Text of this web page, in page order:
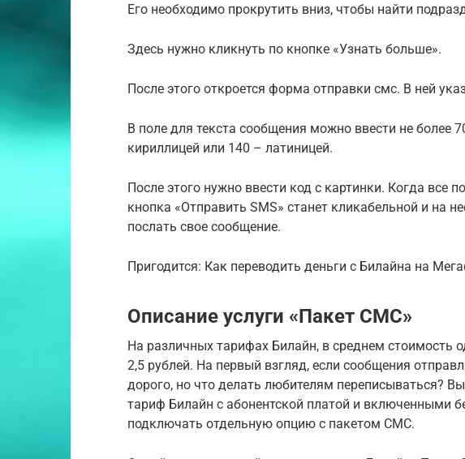
Его необходимо прокрутить вниз, чтобы найти
Здесь нужно кликнуть по кнопке «Узнать больше».
После этого откроется форма отправки смс. В ней
В поле для текста сообщения можно ввести не более
кириллицей или 140 – латиницей.
После этого нужно ввести код с картинки. Когда все
кнопка «Отправить SMS» станет кликабельной и на
послать свое сообщение.
Пригодится: Как переводить деньги с Билайна на
Описание услуги «Пакет СМС»
На различных тарифах Билайн, в среднем стоимость
2,5 рублей. На первый взгляд, если сообщения
дорого, но что делать любителям переписываться?
тариф Билайн с абонентской платой и включенными
подключать отдельную опцию с пакетом СМС.